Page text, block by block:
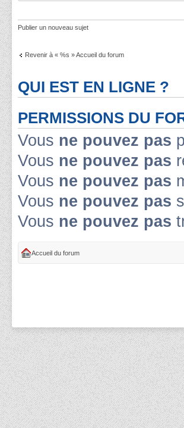
Publier un nouveau sujet
Revenir à « %s » Accueil du forum
QUI EST EN LIGNE ?
PERMISSIONS DU
Vous ne pouvez pas
Vous ne pouvez pas
Vous ne pouvez pas
Vous ne pouvez pas
Vous ne pouvez pas
Accueil du forum